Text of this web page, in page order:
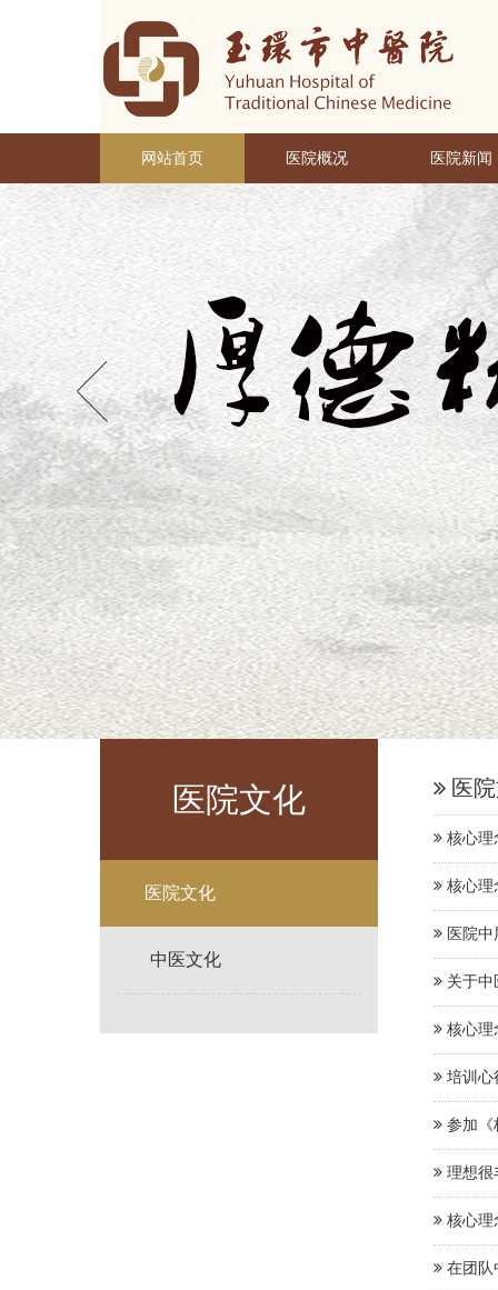
网站首页 医院概况 医院新闻
医院文化
医院文化
中医文化
医
核心理
核心理
医院
关于
核心理
培训心
参加《
理想很
核心理
在团队